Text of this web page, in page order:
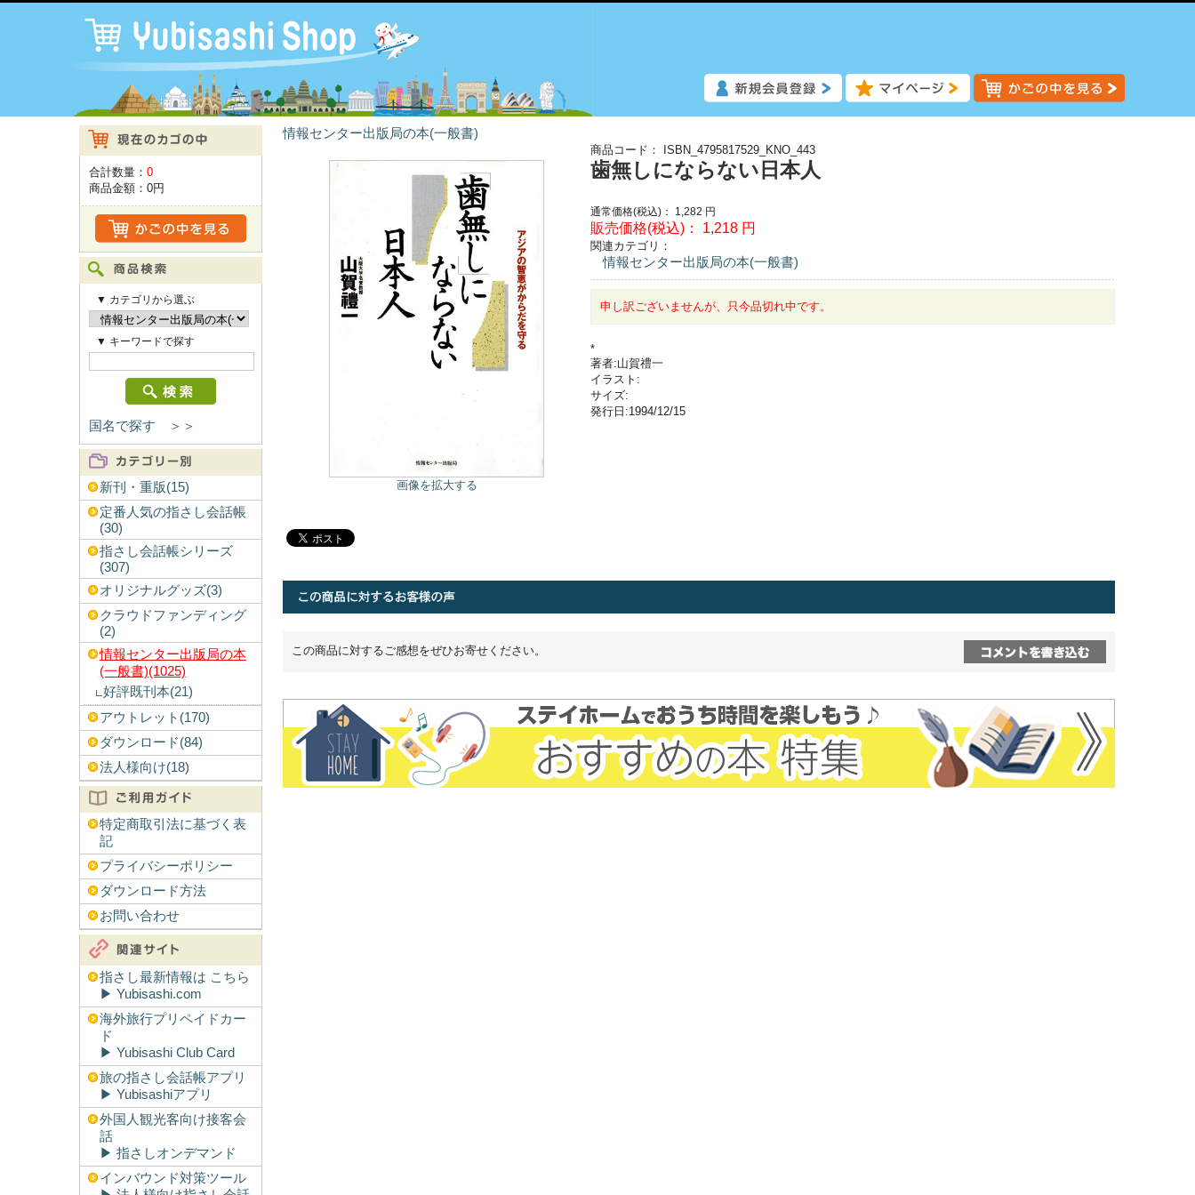
合計数量： 0
商品金額： 0円
▼ カテゴリから選ぶ
▼ キーワードで探す
国名で探す ＞＞
新刊・重版(15)
定番人気の指さし会話帳
(30)
指さし会話帳シリーズ
(307)
オリジナルグッズ(3)
クラウドファンディング
(2)
情報センター出版局の本
(一般書)(1025)
好評既刊本(21)
アウトレット(170)
ダウンロード(84)
法人様向け(18)
特定商取引法に基づく表
記
プライバシーポリシー
ダウンロード方法
お問い合わせ
指さし最新情報は こちら
▶︎ Yubisashi.com
海外旅行プリペイドカー
ド
▶︎ Yubisashi Club Card
旅の指さし会話帳アプリ
▶︎ Yubisashiアプリ
外国人観光客向け接客会
話
▶︎ 指さしオンデマンド
インバウンド対策ツール
情報センター出版局の本(一般書)
画像を拡大する
商品コード： ISBN_4795817529_KNO_443
歯無しにならない日本人
通常価格(税込)： 1,282 円
販売価格(税込)： 1,218 円
関連カテゴリ：
情報センター出版局の本(一般書)
申し訳ございませんが、只今品切れ中です。
*
著者:山賀禮一
イラスト:
サイズ:
発行日:1994/12/15
この商品に対するご感想をぜひお寄せください。